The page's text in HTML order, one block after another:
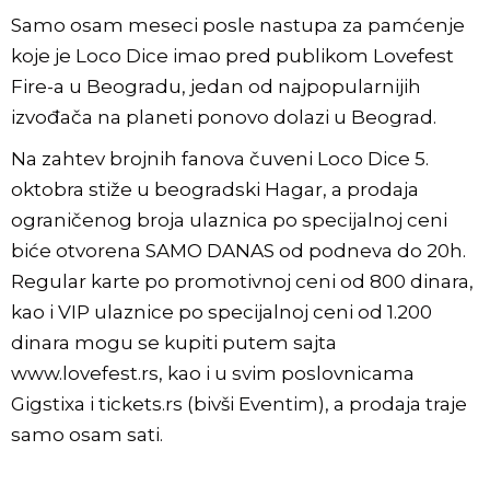
Samo osam meseci posle nastupa za pamćenje
koje je Loco Dice imao pred publikom Lovefest
Fire-a u Beogradu, jedan od najpopularnijih
izvođača na planeti ponovo dolazi u Beograd.
Na zahtev brojnih fanova čuveni Loco Dice 5.
oktobra stiže u beogradski Hagar, a prodaja
ograničenog broja ulaznica po specijalnoj ceni
biće otvorena SAMO DANAS od podneva do 20h.
Regular karte po promotivnoj ceni od 800 dinara,
kao i VIP ulaznice po specijalnoj ceni od 1.200
dinara mogu se kupiti putem sajta
www.lovefest.rs, kao i u svim poslovnicama
Gigstixa i tickets.rs (bivši Eventim), a prodaja traje
samo osam sati.